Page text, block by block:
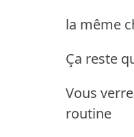
la même
Ça reste
Vous
routine